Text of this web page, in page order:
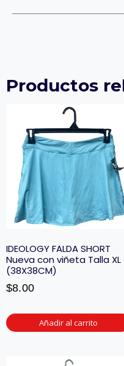
Productos
IDEOLOGY FALDA SHORT
Nueva con viñeta Talla XL
(38X38CM)
$8.00
Añadir al carrito